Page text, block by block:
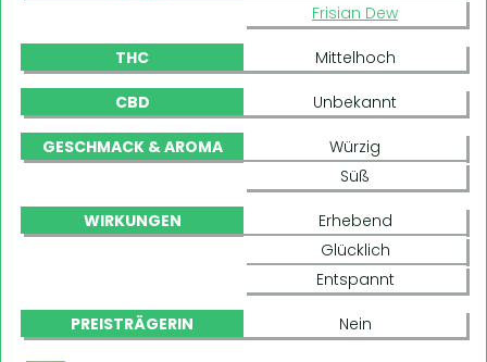
Frisian Dew
THC Mittelhoch
CBD Unbekannt
GESCHMACK & AROMA
Würzig
Süß
WIRKUNGEN
Erhebend
Glücklich
Entspannt
PREISTRÄGERIN Nein